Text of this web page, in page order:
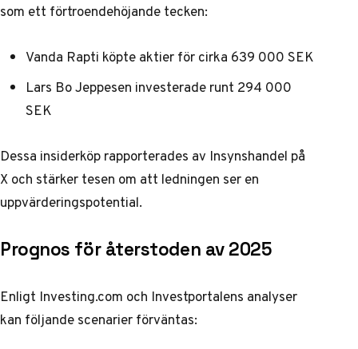
som ett förtroendehöjande tecken:
Vanda Rapti köpte aktier för cirka 639 000 SEK
Lars Bo Jeppesen investerade runt 294 000
SEK
Dessa insiderköp rapporterades av Insynshandel på
Xoch stärker tesen om att ledningen ser en
uppvärderingspotential.
Prognos för återstoden av 2025
Enligt Investing.com och Investportalens analyser
kan följande scenarier förväntas: